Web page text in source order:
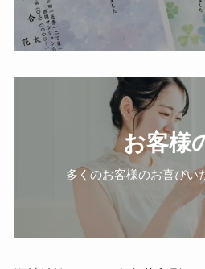
お客様
多くのお客様のお喜びい